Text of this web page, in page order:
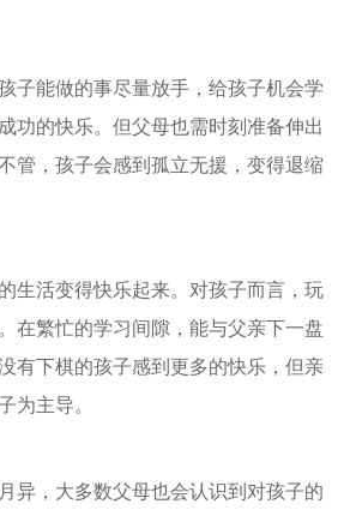
子能做的事尽量放手，给孩子机会学
功的快乐。但父母也需时刻准备伸出
管，孩子会感到孤立无援，变得退缩
生活变得快乐起来。对孩子而言，玩
在繁忙的学习间隙，能与父亲下一盘
有下棋的孩子感到更多的快乐，但亲
为主导。
异，大多数父母也会认识到对孩子的